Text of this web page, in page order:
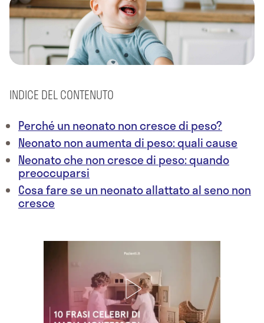
INDICE DEL CONTENUTO
Perché un neonato non cresce di peso?
Neonato non aumenta di peso: quali cause
Neonato che non cresce di peso: quando
preoccuparsi
Cosa fare se un neonato allattato al seno non
cresce